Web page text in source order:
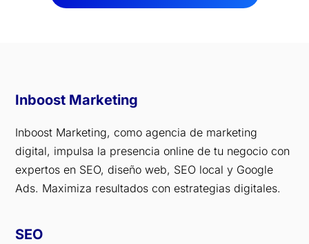
Inboost Marketing
Inboost Marketing, como agencia de marketing
digital, impulsa la presencia online de tu negocio con
expertos en SEO, diseño web, SEO local y Google
Ads. Maximiza resultados con estrategias digitales.
SEO